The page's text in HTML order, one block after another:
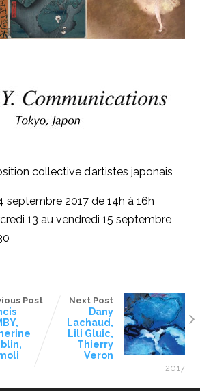
collective d’artistes japonais
septembre 2017 de 14h à 16h
13 au vendredi 15 septembre
Post Next Post
Dany
Lachaud,
Lili Gluic,
Thierry
Veron
2017